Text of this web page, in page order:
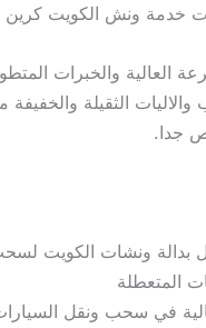
خدمة ونش الكويت كرين
العالية والخبرات
الثقيلة
جدا.
بدالة ونشات الكويت
المتعطلة
في سحب ونقل